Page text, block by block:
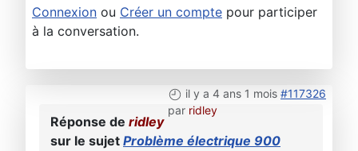
Connexion ou Créer un compte pour participer
à la conversation.
il y a 4 ans 1 mois #117326
par ridley
Réponse de ridley
sur le sujet Problème électrique 900